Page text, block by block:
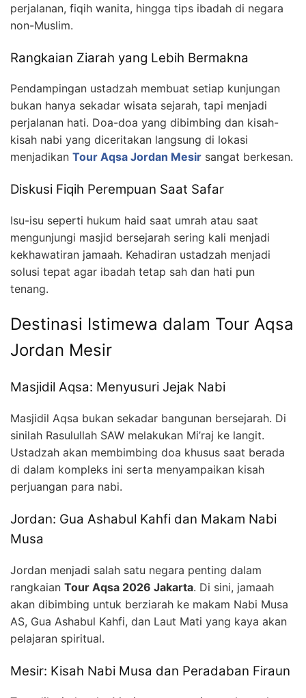
perjalanan, fiqih wanita, hingga tips ibadah di negara
non-Muslim.
Rangkaian Ziarah yang Lebih Bermakna
Pendampingan ustadzah membuat setiap kunjungan
bukan hanya sekadar wisata sejarah, tapi menjadi
perjalanan hati. Doa-doa yang dibimbing dan kisah-
kisah nabi yang diceritakan langsung di lokasi
menjadikan Tour Aqsa Jordan Mesir sangat berkesan.
Diskusi Fiqih Perempuan Saat Safar
Isu-isu seperti hukum haid saat umrah atau saat
mengunjungi masjid bersejarah sering kali menjadi
kekhawatiran jamaah. Kehadiran ustadzah menjadi
solusi tepat agar ibadah tetap sah dan hati pun
tenang.
Destinasi Istimewa dalam Tour Aqsa
Jordan Mesir
Masjidil Aqsa: Menyusuri Jejak Nabi
Masjidil Aqsa bukan sekadar bangunan bersejarah. Di
sinilah Rasulullah SAW melakukan Mi’raj ke langit.
Ustadzah akan membimbing doa khusus saat berada
di dalam kompleks ini serta menyampaikan kisah
perjuangan para nabi.
Jordan: Gua Ashabul Kahfi dan Makam Nabi
Musa
Jordan menjadi salah satu negara penting dalam
rangkaian Tour Aqsa 2026 Jakarta. Di sini, jamaah
akan dibimbing untuk berziarah ke makam Nabi Musa
AS, Gua Ashabul Kahfi, dan Laut Mati yang kaya akan
pelajaran spiritual.
Mesir: Kisah Nabi Musa dan Peradaban Firaun